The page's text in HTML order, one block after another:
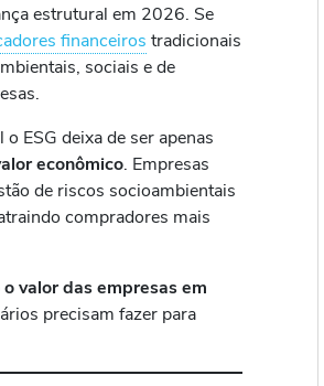
estrutural em 2026. Se
financeiros tradicionais
sociais e de
o ESG deixa de ser apenas
econômico. Empresas
de riscos socioambientais
compradores mais
valor das empresas em
precisam fazer para